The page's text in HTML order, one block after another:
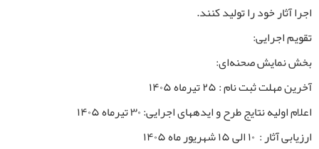
اجرا آثار خود را تولید کنند.
تقویم اجرایی:
بخش نمایش صحنه‌ای:
آخرین مهلت ثبت نام : ۲۵ تیرماه ۱۴۰۵
اعلام اولیه نتایج طرح و ایده­های اجرایی: ۳۰ تیرماه ۱۴۰۵
ارزیابی آثار : ۱۰ الی ۱۵ شهریور ماه ۱۴۰۵